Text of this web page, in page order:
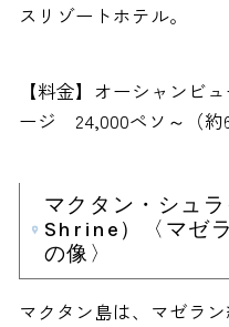
スリゾートホテル。
【料金】オーシャンビ
ージ 24,000ペソ～（約
マクタン・シュ
Shrine）〈マゼ
の像〉
マクタン島は、マゼラ